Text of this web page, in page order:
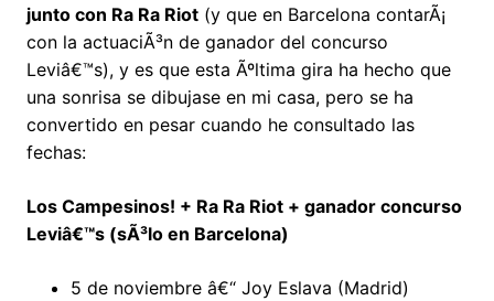
junto con Ra Ra Riot (y que en Barcelona contarÃ¡
con la actuaciÃ³n de ganador del concurso
Leviâ€™s), y es que esta Ãºltima gira ha hecho que
una sonrisa se dibujase en mi casa, pero se ha
convertido en pesar cuando he consultado las
fechas:
Los Campesinos! + Ra Ra Riot + ganador concurso
Leviâ€™s (sÃ³lo en Barcelona)
5 de noviembre â€“ Joy Eslava (Madrid)